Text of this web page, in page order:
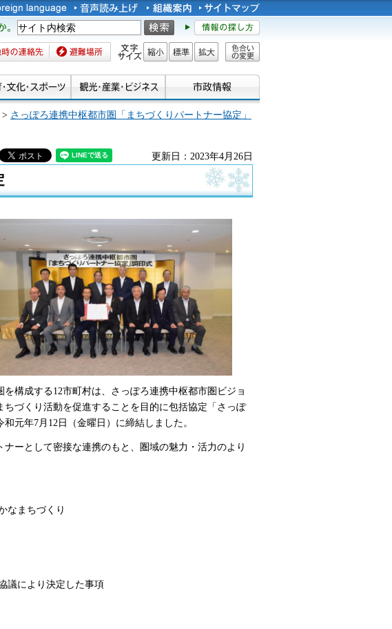
連絡先 避難場所 文字サイズ
縮小 標準 拡大
色合い
> さっぽろ連携中枢都市圏「まちづくりパートナー協定」
更新日：2023年4月26日
構成する12市町村は、さっぽろ連携中枢都市圏ビジョ
づくり活動を促進することを目的に包括協定「さっぽ
元年7月12日（金曜日）に締結しました。
ーとして密接な連携のもと、圏域の魅力・活力のより
なまちづくり
議により決定した事項